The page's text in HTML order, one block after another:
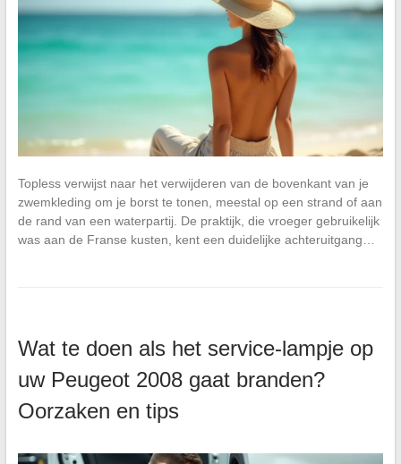
Topless verwijst naar het verwijderen van de bovenkant van je
zwemkleding om je borst te tonen, meestal op een strand of aan
de rand van een waterpartij. De praktijk, die vroeger gebruikelijk
was aan de Franse kusten, kent een duidelijke achteruitgang…
Wat te doen als het service-lampje op
uw Peugeot 2008 gaat branden?
Oorzaken en tips